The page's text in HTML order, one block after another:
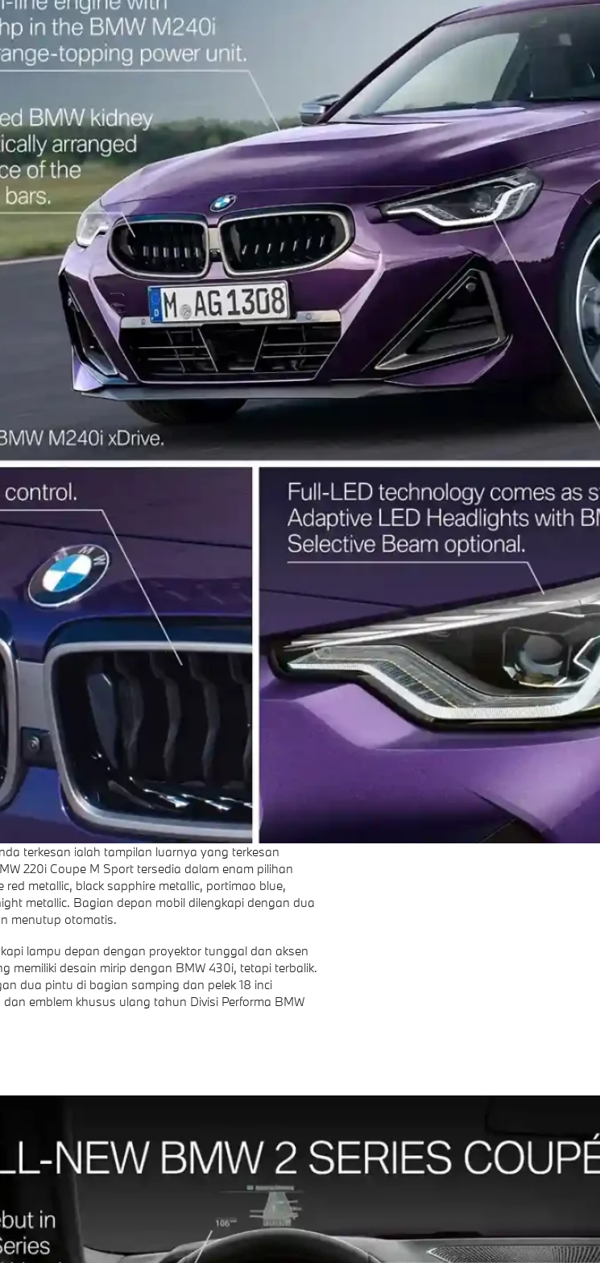
terkesan ialah tampilan luarnya yang terkesan
220i Coupe M Sport tersedia dalam enam pilihan
metallic, black sapphire metallic, portimao blue,
metallic. Bagian depan mobil dilengkapi dengan dua
menutup otomatis.
lampu depan dengan proyektor tunggal dan aksen
memiliki desain mirip dengan BMW 430i, tetapi terbalik.
dua pintu di bagian samping dan pelek 18 inci
emblem khusus ulang tahun Divisi Performa BMW